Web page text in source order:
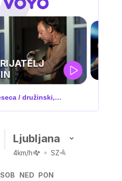
Ljubljana
4km/h SZ
SOB NED PON